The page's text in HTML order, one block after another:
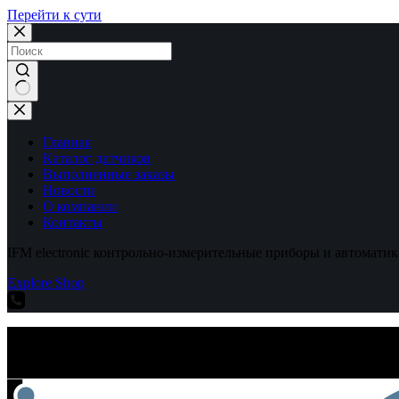
Перейти к сути
Ничего
не
найденоГлавная
Каталог датчиков
Выполненные заказы
Новости
О компании
Контакты
IFM electronic контрольно-измерительные приборы и
Explore Shop